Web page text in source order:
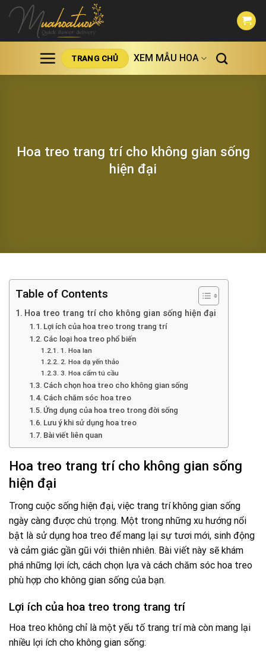
Skip
content
TRANG CHỦ XEM MẪU HOA
Hoa treo trang trí cho không gian sống
hiện đại
Table of Contents
Hoa treo trang trí cho không gian sống hiện đại
Lợi ích của hoa treo trong trang trí
Các loại hoa treo phổ biến
1. Hoa lan
2. Hoa dạ yến thảo
3. Hoa cẩm tú cầu
Cách chọn hoa treo cho không gian sống
Cách chăm sóc hoa treo
Ứng dụng của hoa treo trong đời sống
Lưu ý khi sử dụng hoa treo
Bài viết liên quan
Hoa treo trang trí cho không gian sống
hiện đại
Trong cuộc sống hiện đại, việc trang trí không gian sống
ngày càng được chú trọng. Một trong những xu hướng nổi
bật là sử dụng hoa treo để mang lại sự tươi mới, sinh động
và cảm giác gần gũi với thiên nhiên. Bài viết này sẽ khám
phá những lợi ích, cách chọn lựa và cách chăm sóc hoa treo
phù hợp cho không gian sống của bạn.
Lợi ích của hoa treo trong trang trí
Hoa treo không chỉ là một yếu tố trang trí mà còn mang lại
nhiều lợi ích cho không gian sống: